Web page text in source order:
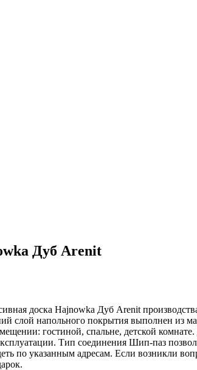
Дуб Arenit
доска Hajnowka Дуб Arenit
слой напольного покрытия выполнен из
гостиной, спальне, детской
Тип соединения Шип-паз
по указанным адресам. Если возникли